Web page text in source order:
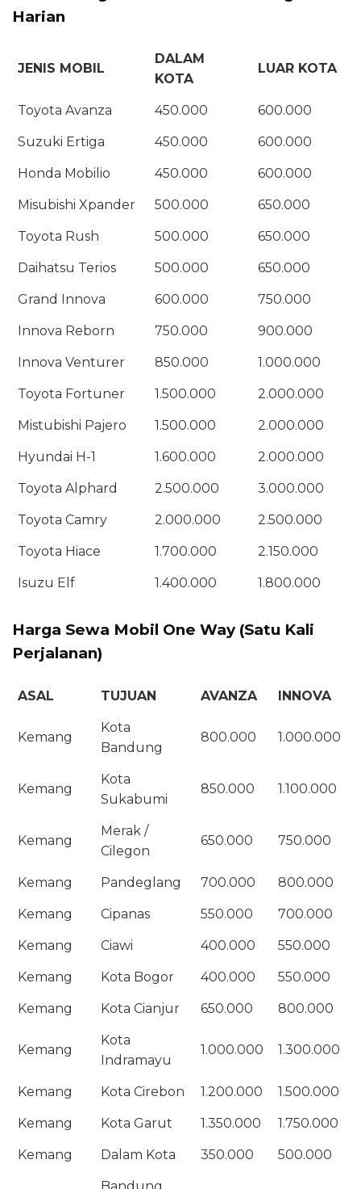
Harian
JENIS MOBIL
DALAM
KOTA
LUAR KOTA
Toyota Avanza 450.000 600.000
Suzuki Ertiga 450.000 600.000
Honda Mobilio 450.000 600.000
Misubishi Xpander 500.000 650.000
Toyota Rush 500.000 650.000
Daihatsu Terios 500.000 650.000
Grand Innova 600.000 750.000
Innova Reborn 750.000 900.000
Innova Venturer 850.000 1.000.000
Toyota Fortuner 1.500.000 2.000.000
Mistubishi Pajero 1.500.000 2.000.000
Hyundai H-1 1.600.000 2.000.000
Toyota Alphard 2.500.000 3.000.000
Toyota Camry 2.000.000 2.500.000
Toyota Hiace 1.700.000 2.150.000
Isuzu Elf 1.400.000 1.800.000
Harga Sewa Mobil One Way (Satu Kali
Perjalanan)
ASAL TUJUAN AVANZA INNOVA
Kemang
Kota
Bandung
800.000 1.000.000
Kemang
Kota
Sukabumi
850.000 1.100.000
Kemang
Merak /
Cilegon
650.000 750.000
Kemang Pandeglang 700.000 800.000
Kemang Cipanas 550.000 700.000
Kemang Ciawi 400.000 550.000
Kemang Kota Bogor 400.000 550.000
Kemang Kota Cianjur 650.000 800.000
Kemang
Kota
Indramayu
1.000.000 1.300.000
Kemang Kota Cirebon 1.200.000 1.500.000
Kemang Kota Garut 1.350.000 1.750.000
Kemang Dalam Kota 350.000 500.000